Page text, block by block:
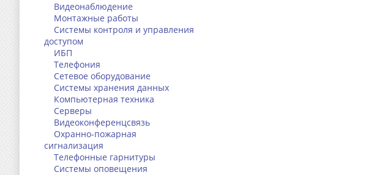
Видеонаблюдение
Монтажные работы
Системы контроля и управления
доступом
ИБП
Телефония
Сетевое оборудование
Системы хранения данных
Компьютерная техника
Серверы
Видеоконференцсвязь
Охранно-пожарная
сигнализация
Телефонные гарнитуры
Системы оповещения